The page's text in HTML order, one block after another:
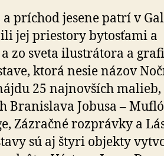
príchod jesene patrí v
jej priestory bytosťami a
zo sveta ilustrátora a
ktorá nesie názov
25 najnovších malieb,
Branislava Jobusa –
Zázračné rozprávky a
sú aj štyri objekty